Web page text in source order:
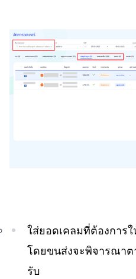
ใส่ยอดเคลมที่ต้องการ
โดยขนส่งจะพิจารณาต
รับ